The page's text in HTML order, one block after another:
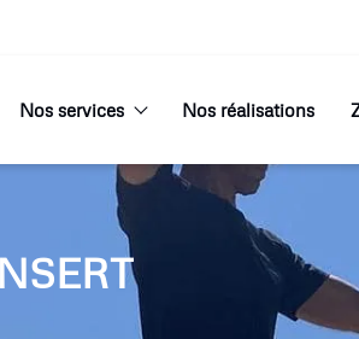
Nos services Nos réalisations